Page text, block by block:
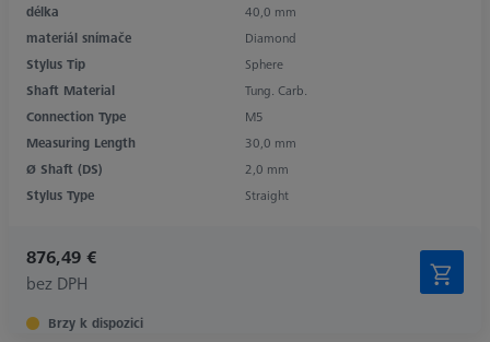
délka
40,0 mm
materiál snímače
Diamond
Stylus Tip
Sphere
Shaft Material
Tung. Carb.
Connection Type
M5
Measuring Length
30,0 mm
Ø Shaft (DS)
2,0 mm
Stylus Type
Straight
876,49 €
bez DPH
Brzy k dispozici